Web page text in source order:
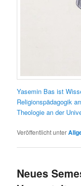
Yasemin Bas ist
Religionspädagogik
Theologie an der
Veröffentlicht unter
Neues